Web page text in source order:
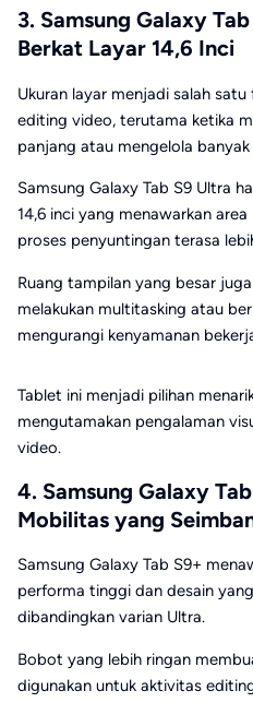
3. Samsung Galaxy
Berkat Layar 14,6 Inci
Ukuran layar menjadi salah
editing video, terutama ketika
panjang atau mengelola banyak
Samsung Galaxy Tab S9 Ultra
14,6 inci yang menawarkan
proses penyuntingan terasa
Ruang tampilan yang besar
melakukan multitasking atau
mengurangi kenyamanan
Tablet ini menjadi pilihan
mengutamakan pengalaman
video.
4. Samsung Galaxy
Mobilitas yang
Samsung Galaxy Tab S9+
performa tinggi dan desain
dibandingkan varian Ultra.
Bobot yang lebih ringan
digunakan untuk aktivitas